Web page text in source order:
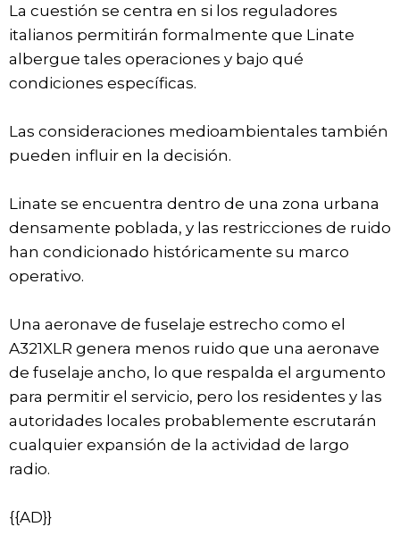
La cuestión se centra en si los reguladores
italianos permitirán formalmente que Linate
albergue tales operaciones y bajo qué
condiciones específicas.
Las consideraciones medioambientales también
pueden influir en la decisión.
Linate se encuentra dentro de una zona urbana
densamente poblada, y las restricciones de ruido
han condicionado históricamente su marco
operativo.
Una aeronave de fuselaje estrecho como el
A321XLR genera menos ruido que una aeronave
de fuselaje ancho, lo que respalda el argumento
para permitir el servicio, pero los residentes y las
autoridades locales probablemente escrutarán
cualquier expansión de la actividad de largo
radio.
{{AD}}